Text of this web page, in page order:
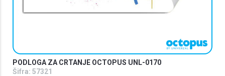
PODLOGA ZA CRTANJE OCTOPUS UNL-0170
Šifra: 57321